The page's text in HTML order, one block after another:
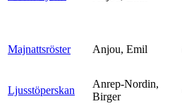
Majnattsröster Anjou, Emil
Ljusstöperskan
Anrep-Nordin,
Birger